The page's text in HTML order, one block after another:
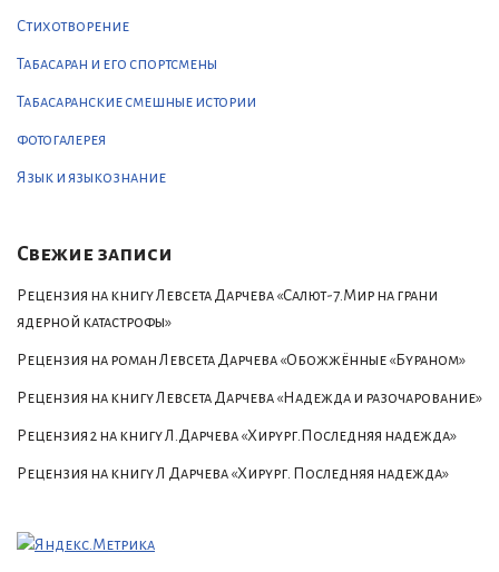
Стихотворение
Табасаран и его спортсмены
Табасаранские смешные истории
фотогалерея
Язык и языкознание
Свежие записи
Рецензия на книгу Левсета Дарчева «Салют-7.Мир на грани
ядерной катастрофы»
Рецензия на роман Левсета Дарчева «Обожжённые «Бураном»
Рецензия на книгу Левсета Дарчева «Надежда и разочарование»
Рецензия 2 на книгу Л.Дарчева «Хирург.Последняя надежда»
Рецензия на книгу Л Дарчева «Хирург. Последняя надежда»